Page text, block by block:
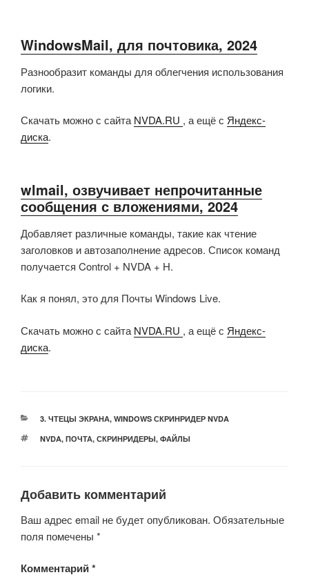
WindowsMail, для почтовика, 2024
Разнообразит команды для облегчения использования
логики.
Скачать можно с сайтаNVDA.RU , а ещё с Яндекс-
диска.
wlmail, озвучивает непрочитанные
сообщения с вложениями, 2024
Добавляет различные команды, такие как чтение
заголовков и автозаполнение адресов. Список команд
получается Control + NVDA + H.
Как я понял, это для Почты Windows Live.
Скачать можно с сайта NVDA.RU , а ещё с Яндекс-
диска.
РУБРИКИ
3. ЧТЕЦЫ ЭКРАНА, WINDOWS СКРИНРИДЕР NVDA
МЕТКИ
NVDA, ПОЧТА, СКРИНРИДЕРЫ, ФАЙЛЫ
Добавить комментарий
Ваш адрес email не будет опубликован. Обязательные
поля помечены *
Комментарий*